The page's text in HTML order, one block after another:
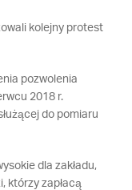
kolejny protest
pozwolenia
2018 r.
do pomiaru
dla zakładu,
którzy zapłacą